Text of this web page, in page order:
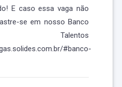
E caso essa vaga não
se em nosso Banco
#banco-